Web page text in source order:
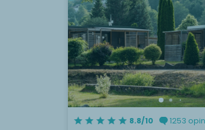
8.8/10 1253